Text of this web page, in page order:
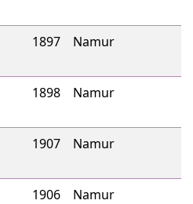
1897 Namur
1898 Namur
1907 Namur
1906 Namur